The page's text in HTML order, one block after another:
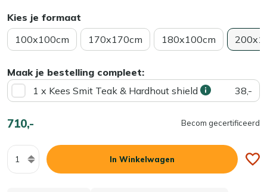
Kies je formaat
100x100cm
170x170cm 180x100cm
Maak je bestelling compleet:
1 x Kees Smit Teak & Hardhout shield
38,-
710,- Becom gecertificeerd
Aantal
In Winkelwagen